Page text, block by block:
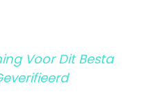
Voor Dit Besta